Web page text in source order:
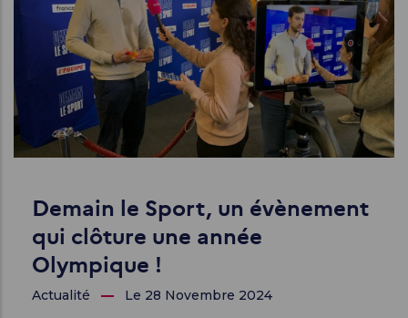
Demain le Sport, un évènement
qui clôture une année
Olympique !
Actualité Le 28 Novembre 2024